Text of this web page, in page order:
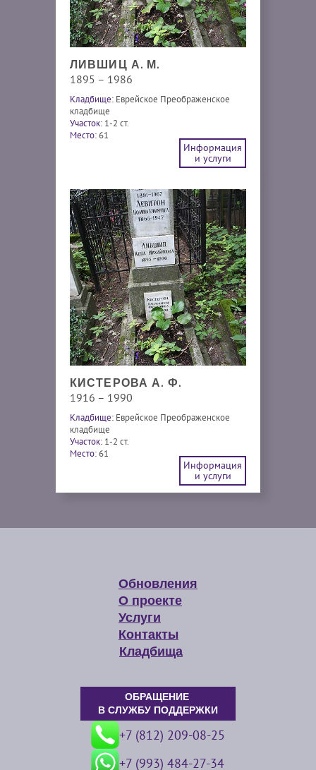
ЛИВШИЦ А. М.
1895 – 1986
Кладбище: Еврейское Преображенское
кладбище
Участок: 1-2 ст.
Место:61
Информация
и услуги
КИСТЕРОВА А. Ф.
1916 – 1990
Кладбище: Еврейское Преображенское
кладбище
Участок: 1-2 ст.
Место:61
Информация
и услуги
Обновления
О проекте
Услуги
Контакты
Кладбища
ОБРАЩЕНИЕ
В СЛУЖБУ ПОДДЕРЖКИ
+7 (812) 209-08-25
+7 (993) 484-27-34